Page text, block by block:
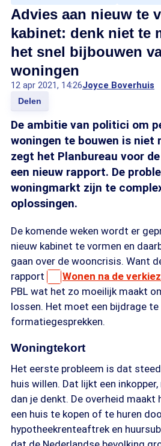
Advies aan nieuw te
kabinet: denk niet te
het snel bijbouwen
woningen
12 apr 2021, 14:26Joyce Boverhuis
Delen
De ambitie van politici om
woningen te bouwen is niet
zegt het Planbureau voor
een nieuw rapport. De
woningmarkt zijn te
oplossingen.
De komende weken wordt er
nieuw kabinet te vormen en
gaan over de wooncrisis. Want
rapport
Wonen na de
PBL wat het zo moeilijk maakt
lossen. Het moet een bijdrage te
formatiegesprekken.
Woningtekort
Het eerste probleem is dat
huis willen. Dat lijkt een
dan je denkt. De overheid maakt
een huis te kopen of te huren
hypotheekrenteaftrek en